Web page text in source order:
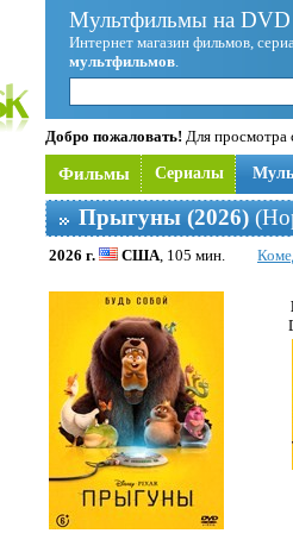
Мультфильмы на
Интернет магазин фильмов,
мультфильмов.
Добро пожаловать! Для просмотра
Фильмы Сериалы
Прыгуны (2026)
2026 г. США, 105 мин.